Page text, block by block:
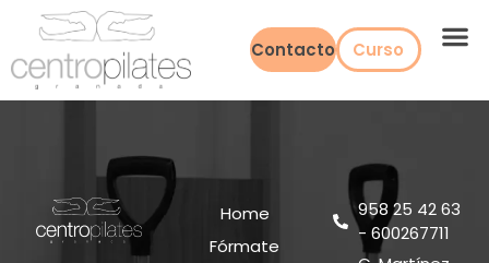
Contacto Curso
Home
Fórmate
958 25 42 63
- 600267711